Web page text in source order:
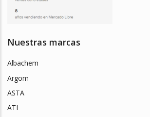
Nuestras marcas
Albachem
Argom
ASTA
ATI